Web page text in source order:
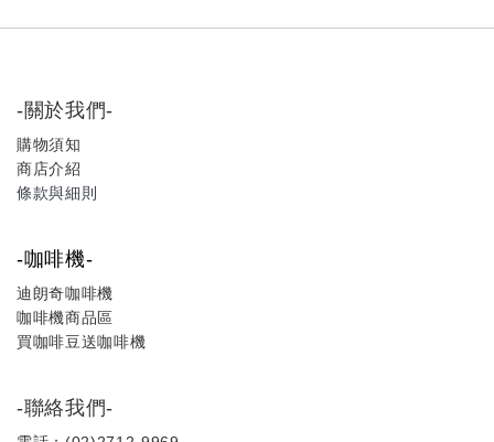
-關於我們-
購物須知
商店介紹
條款與細則
-咖啡機-
迪朗奇咖啡機
咖啡機商品區
買咖啡豆送咖啡機
-聯絡我們-